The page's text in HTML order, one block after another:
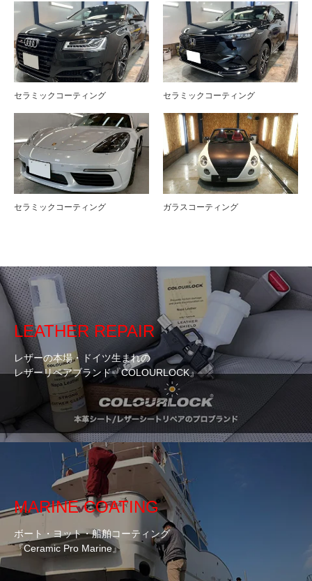
セラミックコーティング セラミックコーティング
セラミックコーティング ガラスコーティング
LEATHER REPAIR
レザーの本場・ドイツ生まれの
レザーリペアブランド『COLOURLOCK』
MARINE COATING
ボート・ヨット・船舶コーティング
『Ceramic Pro Marine』